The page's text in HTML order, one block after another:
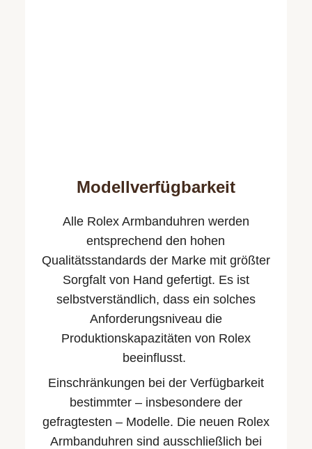
Modellverfügbarkeit
Alle Rolex Armbanduhren werden
entsprechend den hohen
Qualitäts­standards der Marke mit größter
Sorgfalt von Hand gefertigt. Es ist
selbstverständlich, dass ein solches
Anforderungsniveau die
Produktionskapazitäten von Rolex
beeinflusst.
Einschränkungen bei der Verfügbarkeit
bestimmter – insbesondere der
gefragtesten – Modelle. Die neuen Rolex
Armbanduhren sind ausschließlich bei